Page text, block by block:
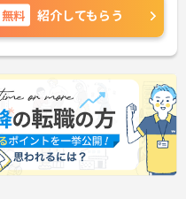
です。
軟な働き方＞
に合わせた働
っており、長
無料 紹介してもらう